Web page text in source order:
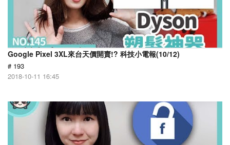
Google Pixel 3XL來台天價開賣!? 科技小電報(10/12)
# 193
2018-10-11 16:45